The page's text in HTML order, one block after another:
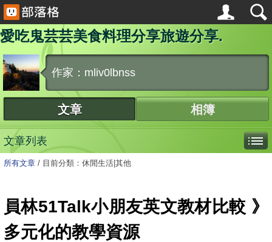
愛吃鬼芸芸美食料理分享旅遊分享.
作家：mliv0lbnss
文章 相簿
文章列表
所有文章 / 目前分類：休閒生活|其他
員林51Talk小朋友英文教材比較 》
多元化的教學資源